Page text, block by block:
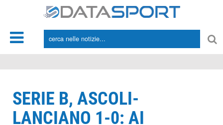
SERIE B, ASCOLI-
LANCIANO 1-0: AI